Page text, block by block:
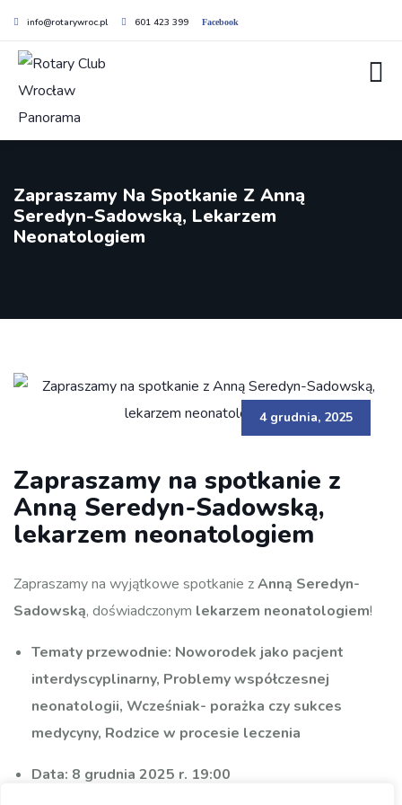
info@rotarywroc.pl 601 423 399 Facebook
Zapraszamy Na Spotkanie Z Anną
Seredyn-Sadowską, Lekarzem
Neonatologiem
4 grudnia, 2025
Zapraszamy na spotkanie z
Anną Seredyn-Sadowską,
lekarzem neonatologiem
Zapraszamy na wyjątkowe spotkanie zAnną Seredyn-
Sadowską, doświadczonym lekarzem neonatologiem!
Tematy przewodnie: Noworodek jako pacjent
interdyscyplinarny, Problemy współczesnej
neonatologii, Wcześniak- porażka czy sukces
medycyny, Rodzice w procesie leczenia
Data: 8 grudnia 2025 r. 19:00